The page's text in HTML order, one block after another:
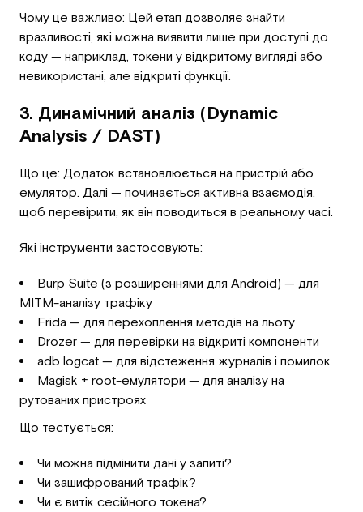
Чому це важливо: Цей етап дозволяє знайти
вразливості, які можна виявити лише при доступі до
коду — наприклад, токени у відкритому вигляді або
невикористані, але відкриті функції.
3. Динамічний аналіз (Dynamic
Analysis / DAST)
Що це: Додаток встановлюється на пристрій або
емулятор. Далі — починається активна взаємодія,
щоб перевірити, як він поводиться в реальному часі.
Які інструменти застосовують:
Burp Suite (з розширеннями для Android) — для
MITM-аналізу трафіку
Frida — для перехоплення методів на льоту
Drozer — для перевірки на відкриті компоненти
adb logcat — для відстеження журналів і помилок
Magisk + root-емулятори — для аналізу на
рутованих пристроях
Що тестується:
Чи можна підмінити дані у запиті?
Чи зашифрований трафік?
Чи є витік сесійного токена?